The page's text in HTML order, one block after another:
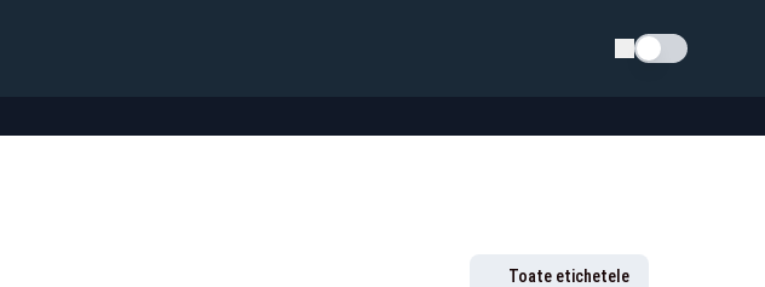
Schimba tema
Toate etichetele